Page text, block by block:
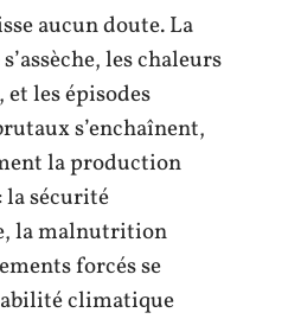
aucun doute. La
les chaleurs
et les épisodes
s’enchaînent,
la production
la sécurité
la malnutrition
forcés se
climatique